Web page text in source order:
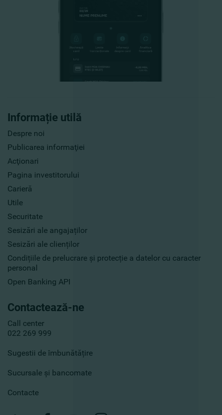
Informație utilă
Despre noi
Publicarea informaţiei
Acţionari
Pagina investitorului
Carieră
Utile
Securitate
Sesizări ale angajaților
Sesizări ale clienților
Condițiile de prelucrare și protecție a datelor cu caracter
personal
Open Banking API
Contactează-ne
Call center
022 269 999
Sugestii de îmbunătățire
Sucursale și bancomate
Contacte